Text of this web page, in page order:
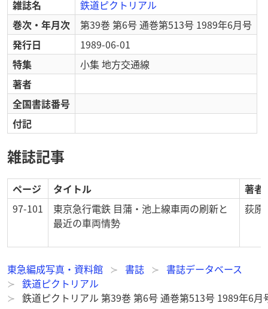
雑誌名
鉄道ピクトリアル
巻次・年月次
第39巻 第6号 通巻第513号 1989年6月号
発行日
1989-06-01
特集
小集 地方交通線
著者
全国書誌番号
付記
雑誌記事
ページ タイトル
著者
97-101
東京急行電鉄 目蒲・池上線車両の刷新と
最近の車両情勢
荻原
東急編成写真・資料館 書誌
書誌データベース
鉄道ピクトリアル
鉄道ピクトリアル 第39巻 第6号 通巻第513号 1989年6月